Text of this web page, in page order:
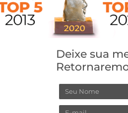
Deixe sua
Nome
Email